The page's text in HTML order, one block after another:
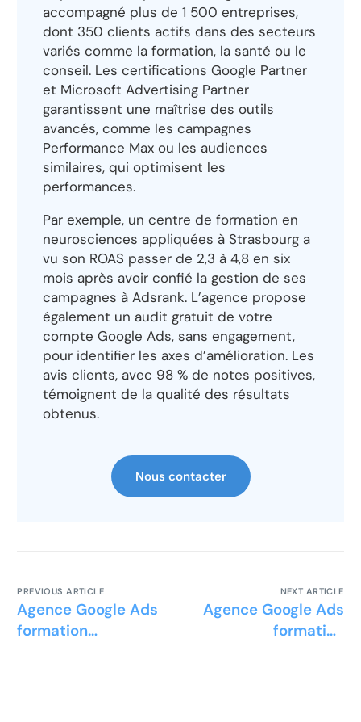
accompagné plus de 1 500 entreprises,
dont 350 clients actifs dans des secteurs
variés comme la formation, la santé ou le
conseil. Les certifications Google Partner
et Microsoft Advertising Partner
garantissent une maîtrise des outils
avancés, comme les campagnes
Performance Max ou les audiences
similaires, qui optimisent les
performances.
Par exemple, un centre de formation en
neurosciences appliquées à Strasbourg a
vu son ROAS passer de 2,3 à 4,8 en six
mois après avoir confié la gestion de ses
campagnes à Adsrank. L’agence propose
également un audit gratuit de votre
compte Google Ads, sans engagement,
pour identifier les axes d’amélioration. Les
avis clients, avec 98 % de notes positives,
témoignent de la qualité des résultats
obtenus.
Nous contacter
PREVIOUS ARTICLE
Agence Google Ads
formation
NEXT ARTICLE
Agence Google Ads
formation